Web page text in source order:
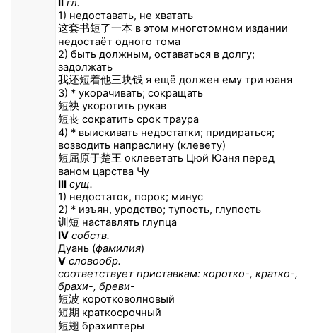
II гл.
1) недоставать, не хватать
这套书短了一本 в этом многотомном издании
недостаёт одного тома
2) быть должным, оставаться в долгу;
задолжать
我还短着他三块钱 я ещё должен ему три юаня
3) * укорачивать; сокращать
短袂 укоротить рукав
短丧 сократить срок траура
4) * выискивать недостатки; придираться;
возводить напраслину (клевету)
短屈原于楚王 оклеветать Цюй Юаня перед
ваном царства Чу
III сущ.
1) недостаток, порок; минус
2) * изъян, уродство; тупость, глупость
训短 наставлять глупца
IV собств.
Дуань (фамилия)
V словообр.
соответствует приставкам: коротко-, кратко-,
брахи-, бреви-
短波 коротковолновый
短期 краткосрочный
短翅 брахиптеры